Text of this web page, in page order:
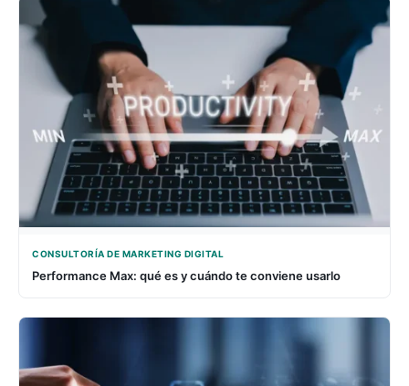
CONSULTORÍA DE MARKETING DIGITAL
Performance Max: qué es y cuándo te conviene usarlo